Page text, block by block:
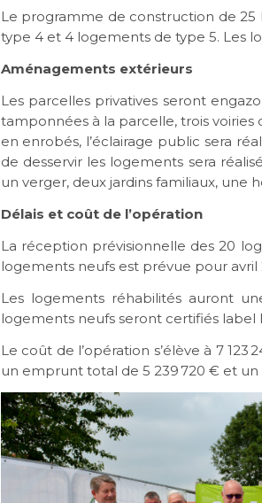
Le programme de construction de
type 4 et 4 logements de type 5. Les
Aménagements extérieurs
Les parcelles privatives seront
tamponnées à la parcelle, trois
en enrobés, l’éclairage public sera
de desservir les logements sera
un verger, deux jardins familiaux, une
Délais et coût de l’opération
La réception prévisionnelle des 20
logements neufs est prévue pour avril
Les logements réhabilités auront
logements neufs seront certifiés label
Le coût de l’opération s’élève à 7
un emprunt total de 5 239 720 € et